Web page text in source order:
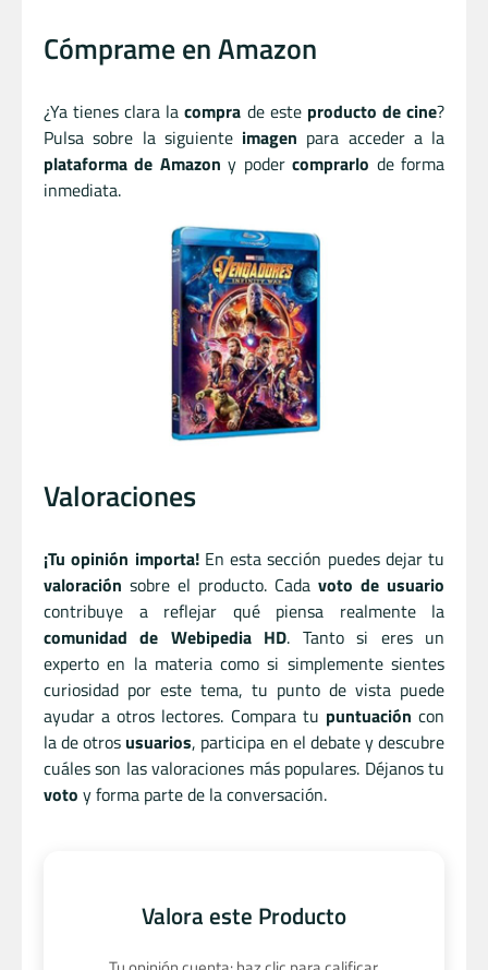
Cómprame en Amazon
¿Ya tienes clara lacompra de este producto de cine?
Pulsa sobre la siguiente imagen para acceder a la
plataforma de Amazon y podercomprarlo de forma
inmediata.
Valoraciones
¡Tu opinión importa!En esta sección puedes dejar tu
valoración sobre el producto. Cada voto de usuario
contribuye a reflejar qué piensa realmente la
comunidad de Webipedia HD. Tanto si eres un
experto en la materia como si simplemente sientes
curiosidad por este tema, tu punto de vista puede
ayudar a otros lectores. Compara tu puntuación con
la de otros usuarios, participa en el debate y descubre
cuáles son las valoraciones más populares. Déjanos tu
voto y forma parte de la conversación.
Valora este Producto